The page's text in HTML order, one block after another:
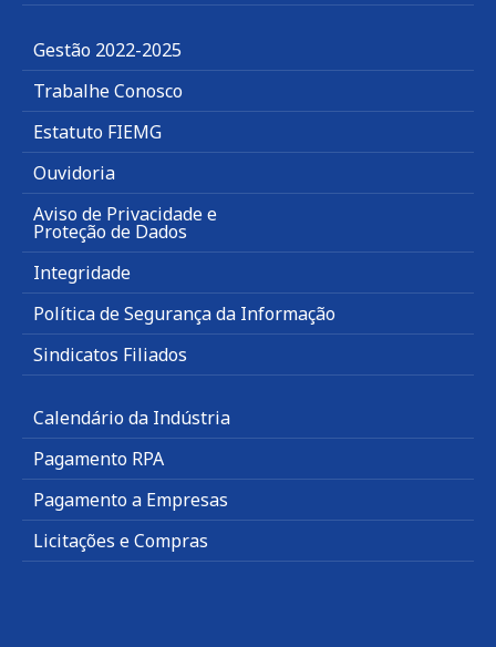
Gestão 2022-2025
Trabalhe Conosco
Estatuto FIEMG
Ouvidoria
Aviso de Privacidade e
Proteção de Dados
Integridade
Política de Segurança da Informação
Sindicatos Filiados
Calendário da Indústria
Pagamento RPA
Pagamento a Empresas
Licitações e Compras